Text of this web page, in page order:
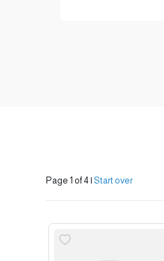
Page 1 of 4 | Start over